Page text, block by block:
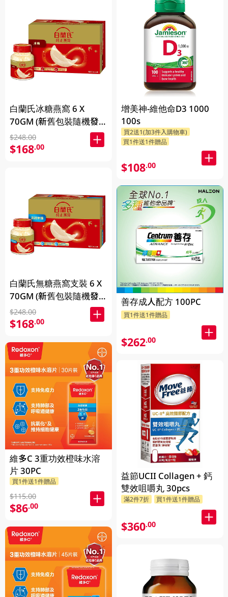
白蘭氏冰糖燕窩 6 X
70GM (新舊包裝隨機發
放)
$248.00
$168.00
白蘭氏無糖燕窩支裝 6 X
70GM (新舊包裝隨機發
放)
$248.00
$168.00
維多C 3重功效橙味水溶
片 30PC
買1件送1件贈品
$115.00
$86.00
增美神-維他命D3 1000
100s
買2送1(加3件入購物車)
買1件送1件贈品
$108.00
善存成人配方 100PC
買1件送1件贈品
$262.00
益節UCII Collagen + 鈣
雙效咀嚼丸 30pcs
滿2件7折 買1件送1件贈品
$360.00